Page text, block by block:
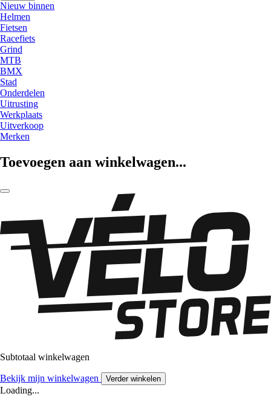
Nieuw binnen
Helmen
Fietsen
Racefiets
Grind
MTB
BMX
Stad
Onderdelen
Uitrusting
Werkplaats
Uitverkoop
Merken
Toevoegen aan winkelwagen...
Subtotaal winkelwagen
Bekijk mijn winkelwagen Verder winkelen
Loading...